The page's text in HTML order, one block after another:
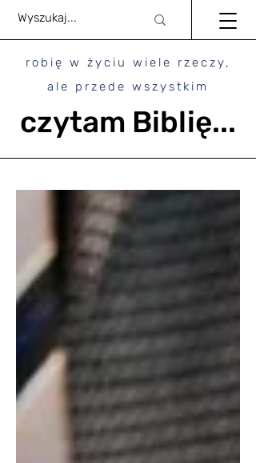
czytam Biblię...
robię w życiu wiele rzeczy,
ale przede wszystkim